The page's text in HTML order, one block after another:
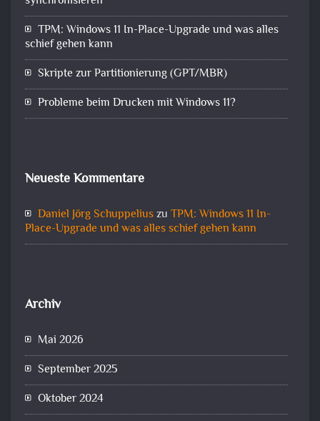
TPM: Windows 11 In-Place-Upgrade und was alles
schief gehen kann
Skripte zur Partitionierung (GPT/MBR)
Probleme beim Drucken mit Windows 11?
Neueste Kommentare
Daniel Jörg Schuppeliuszu TPM: Windows 11 In-
Place-Upgrade und was alles schief gehen kann
Archiv
Mai 2026
September 2025
Oktober 2024